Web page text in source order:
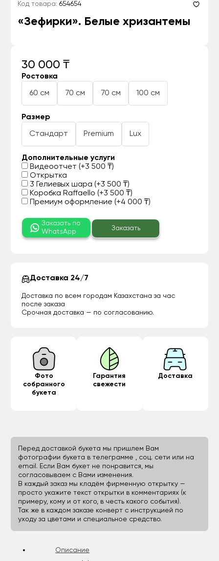
Код товара: 654654
«Зефирки». Белые хризантемы
30 000 ₸
Ростовка
60 см 70 см 70 см 100 см
Размер
Стандарт Premium Lux
Дополнительные услуги
Видеоотчет (+3 500 ₸)
Открытка
3 Гелиевых шара (+3 500 ₸)
Коробка Raffaello (+3 500 ₸)
Премиум оформление (+4 000 ₸)
Заказать по
WhatsApp
Заказать
Доставка 24/7
Доставка по всем городам Казахстана за час
после заказа
Срочная доставка — по согласованию.
Фото
собранного
букета
Гарантия
свежести
Доставка
Перед доставкой букета мы пришлем Вам
фотографии букета в телеграмме , соц. сети или на
email. Если Вам букет не понравится, мы
согласовываем с Вами изменения.
В каждый заказ мы кладём фирменную открытку —
просто укажите текст открытки в комментариях (к
примеру, кому и от кого, в честь какого события).
Так же в каждом заказе конверт с инструкцией по
уходу за цветами и специальное средство.
Описание